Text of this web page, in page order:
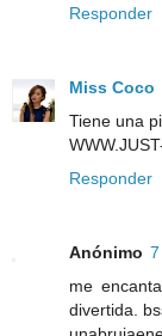
Responder
Miss Coco
Tiene una
Responder
Anónimo
me
divertida.